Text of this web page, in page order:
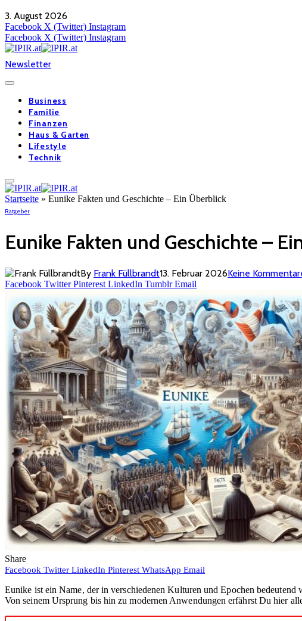
3. August 2026
Facebook X (Twitter) Instagram
Facebook X (Twitter) Instagram
Newsletter
Business
Familie
Finanzen
Haus & Garten
Lifestyle
Technik
Startseite » Eunike Fakten und Geschichte – Ein Überblick
Ratgeber
Eunike Fakten und Geschichte –
By Frank Füllbrandt13. Februar 2026Keine
Facebook Twitter Pinterest LinkedIn Tumblr Email
Share
Facebook Twitter LinkedIn Pinterest WhatsApp Email
Eunike ist ein Name, der in verschiedenen Kulturen und Epochen
Von seinem Ursprung bis hin zu modernen Anwendungen erfährst Du hier